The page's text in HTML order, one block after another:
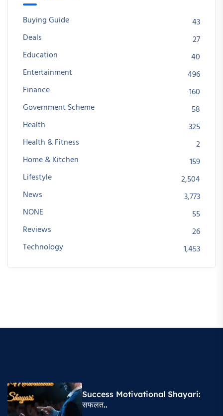
Buying Guide
43
Deals
27
Education
40
Entertainment
496
Finance
160
Government Scheme
58
Health
325
Health & Fitness
2
Home & Kitchen
159
Lifestyle
2,504
News
3,773
NONE
55
Reviews
26
Technology
1,453
Success Motivational Shayari​:
सफलत..